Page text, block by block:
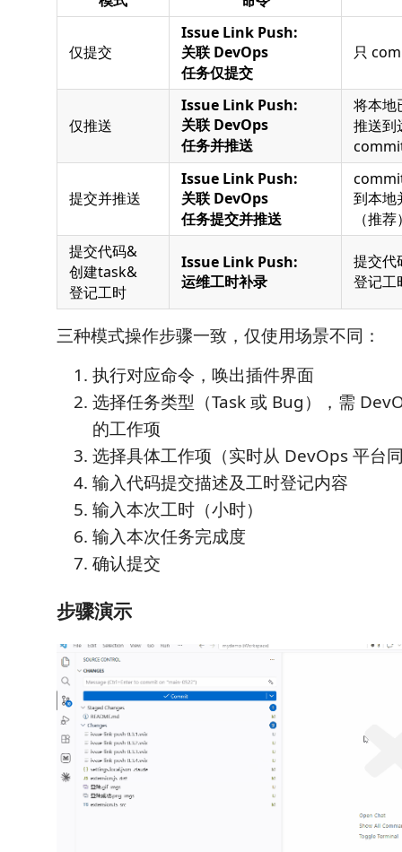
仅提交
Issue Link Push:
关联 DevOps
任务仅提交
只
仅推送
Issue Link Push:
关联 DevOps
任务并推送
将本
推送到
提交并推送
Issue Link Push:
关联 DevOps
任务提交并推送
到本地
（推
提交代码&
创建task&
登记工时
Issue Link Push:
运维工时补录
提交
登记工
三种模式操作步骤一致，仅使用场景不同：
执行对应命令，唤出插件界面
选择任务类型（Task 或 Bug），需
的工作项
选择具体工作项（实时从 DevOps 平台
输入代码提交描述及工时登记内容
输入本次工时（小时）
输入本次任务完成度
确认提交
步骤演示